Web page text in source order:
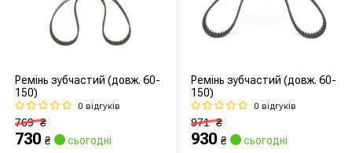
Ремінь зубчастий (довж. 60-
150)
0 відгуків
769₴
730 ₴ сьогодні
Ремінь зубчастий (довж. 60-
150)
0 відгуків
971₴
930 ₴ сьогодні